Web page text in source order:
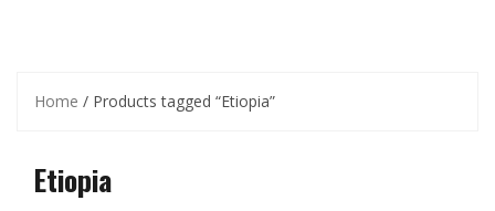
Home / Products tagged “Etiopia”
Etiopia